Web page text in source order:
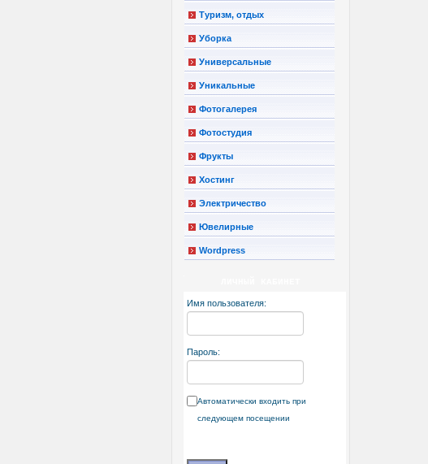
Туризм, отдых
Уборка
Универсальные
Уникальные
Фотогалерея
Фотостудия
Фрукты
Хостинг
Электричество
Ювелирные
Wordpress
Имя пользователя:
Пароль:
Автоматически входить при
следующем посещении